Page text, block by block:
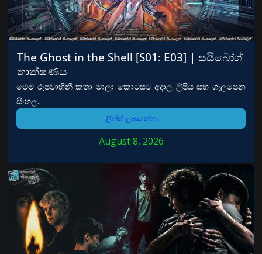
The Ghost in the Shell [S01: E03] | සයිබෝග්
තාක්ෂණය
මෙම රුපවාහිනී කතා මාලා කොටසට අදාල ලිපිය සහ ගැලපෙන
සිංහල...
ලින්ක් ලබාගන්න
August 8, 2026